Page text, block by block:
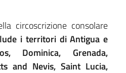
circoscrizione consolare
i territori di Antigua e
Dominica, Grenada,
and Nevis, Saint Lucia,